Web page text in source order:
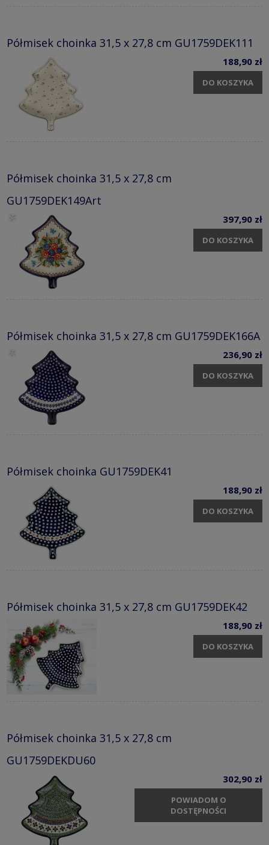
Półmisek choinka 31,5 x 27,8 cm GU1759DEK111
188,90 zł
DO KOSZYKA
Półmisek choinka 31,5 x 27,8 cm
GU1759DEK149Art
397,90 zł
DO KOSZYKA
Półmisek choinka 31,5 x 27,8 cm GU1759DEK166A
236,90 zł
DO KOSZYKA
Półmisek choinka GU1759DEK41
188,90 zł
DO KOSZYKA
Półmisek choinka 31,5 x 27,8 cm GU1759DEK42
188,90 zł
DO KOSZYKA
Półmisek choinka 31,5 x 27,8 cm
GU1759DEKDU60
302,90 zł
POWIADOM O
DOSTĘPNOŚCI